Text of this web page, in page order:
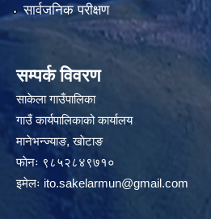
सार्वजनिक परीक्षण
सम्पर्क विवरण
साकेला गाउँपालिका
गाउँ कार्यपालिकाको कार्यालय
मानेभन्ज्याङ, खाेटाङ
फाेनः ९८५२८४९७१०
इमेलः ito.sakelarmun@gmail.com